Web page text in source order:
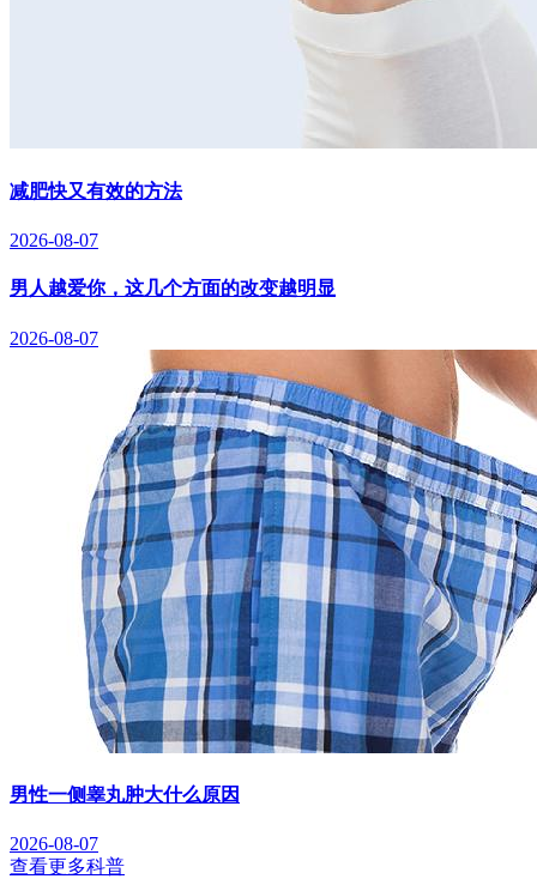
减肥快又有效的方法
2026-08-07
男人越爱你，这几个方面的改变越明显
2026-08-07
男性一侧睾丸肿大什么原因
2026-08-07
查看更多科普